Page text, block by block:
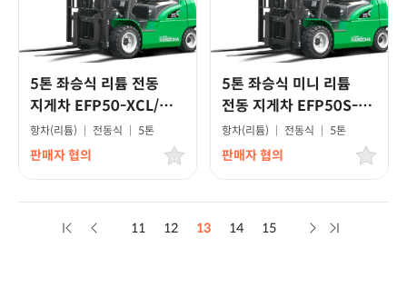
5톤 좌승식 리튬 전동
지게차 EFP50-XCL/
프리미엄모델
항차(리튬) | 전동식 | 5톤
판매자 협의
5톤 좌승식 미니 리튬
전동 지게차 EFP50S-
XCL/프리미엄모델
항차(리튬) | 전동식 | 5톤
판매자 협의
11 12 13 14 15